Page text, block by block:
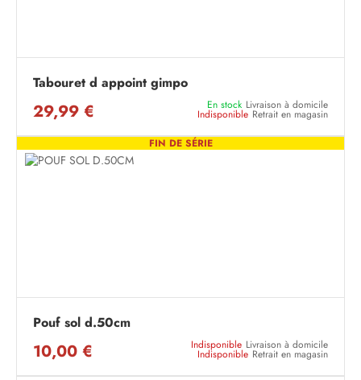
Tabouret d appoint gimpo
29,99 € En stock Livraison à domicile
Indisponible Retrait en magasin
FIN DE SÉRIE
Pouf sol d.50cm
10,00 € Indisponible Livraison à domicile
Indisponible Retrait en magasin